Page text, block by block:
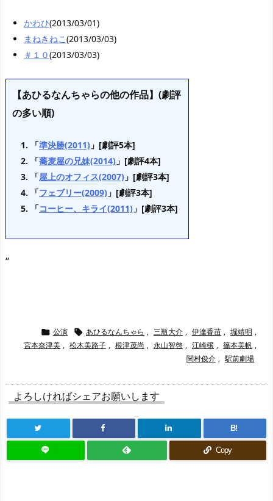
かわひ(2013/03/01)
まねきねこ(2013/03/03)
＃１０(2013/03/03)
【あひるなんちゃらの他の作品】(劇評
の多い順)
「準決勝(2011) 」[劇評5本]
「蕎麦屋の兄妹(2014) 」[劇評4本]
「屋上のオフィス(2007) 」[劇評3本]
「フェブリー(2009) 」[劇評3本]
「コーヒー、キライ(2011) 」[劇評3本]
“
 公演  あひるなんちゃら , 三瓶大介 , 伊達香苗 , 堀靖明 ,
宮本奈津美 , 松木美路子 , 根津茂尚 , 永山智啓 , 江崎穣 , 篠本美帆 ,
関村俊介 , 駅前劇場
よろしければシェアお願いします
B!
Copy